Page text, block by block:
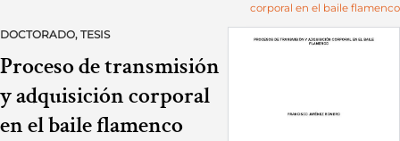
corporal en el baile flamenco
DOCTORADO, TESIS
Proceso de transmisión
y adquisición corporal
en el baile flamenco